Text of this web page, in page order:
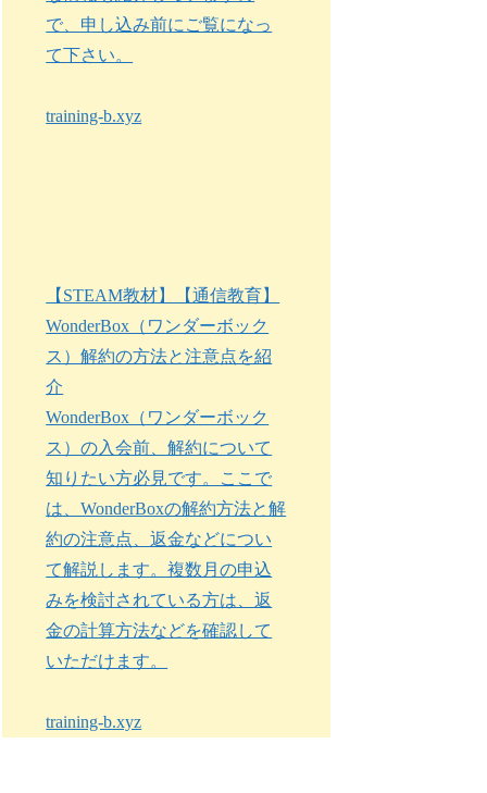
で、申し込み前にご覧になっ
て下さい。
training-b.xyz
【STEAM教材】【通信教育】
WonderBox（ワンダーボック
ス）解約の方法と注意点を紹
介
WonderBox（ワンダーボック
ス）の入会前、解約について
知りたい方必見です。ここで
は、WonderBoxの解約方法と解
約の注意点、返金などについ
て解説します。複数月の申込
みを検討されている方は、返
金の計算方法などを確認して
いただけます。
training-b.xyz